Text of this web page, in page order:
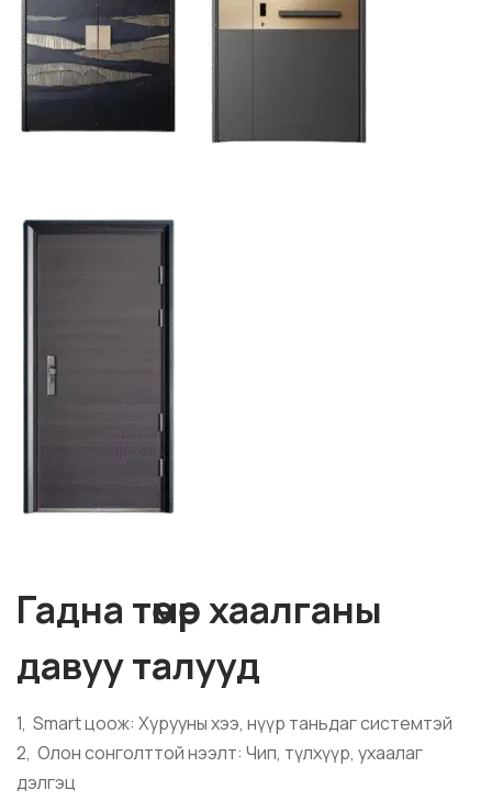
Гадна төмөр хаалганы
давуу талууд
1, Smart цоож: Хурууны хээ, нүүр таньдаг системтэй
2, Олон сонголттой нээлт: Чип, түлхүүр, ухаалаг
дэлгэц